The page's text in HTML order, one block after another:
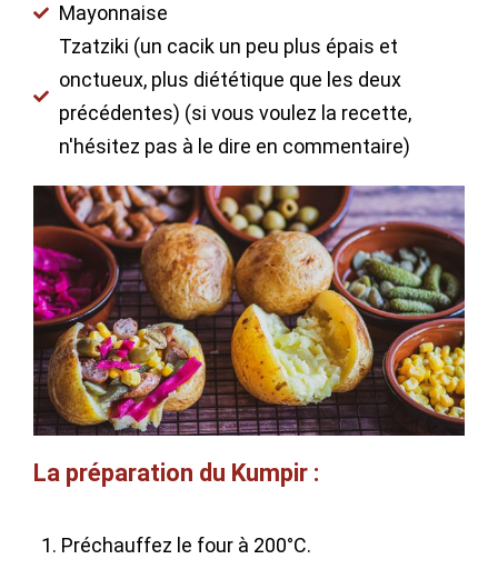
Mayonnaise
Tzatziki (un cacik un peu plus épais et
onctueux, plus diététique que les deux
précédentes) (si vous voulez la recette,
n'hésitez pas à le dire en commentaire)
La préparation du Kumpir :
Préchauffez le four à 200°C.